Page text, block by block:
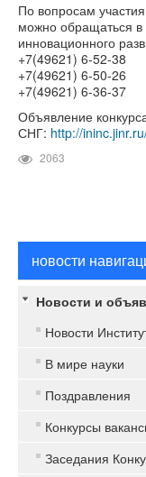
По вопросам
можно обращаться
инновационного
+7(49621) 6-52-38
+7(49621) 6-50-26
+7(49621) 6-36-37
Объявление
СНГ: http://
2063
новости
Новости и
Новости
В мире науки
Поздравления
Конкурсы
Заседания